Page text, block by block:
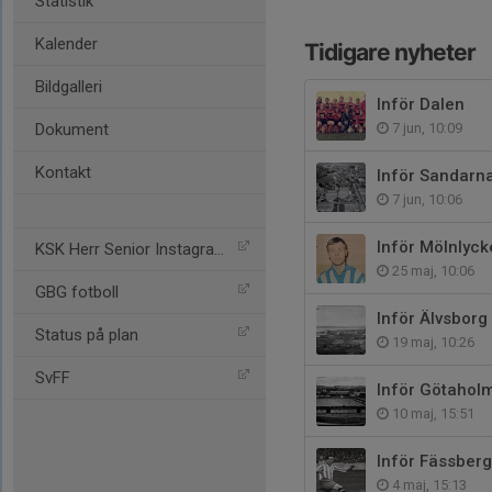
Kalender
Bildgalleri
Dokument
Kontakt
KSK Herr Senior Instagram
GBG fotboll
Status på plan
SvFF
Tidigare nyheter
Inför Dalen
7 jun, 10:09
Inför
7 jun, 10:06
Inför
25 maj, 10:06
Inför Älvsborg
19 maj, 10:26
Inför
10 maj, 15:51
Inför Fässberg
4 maj, 15:13